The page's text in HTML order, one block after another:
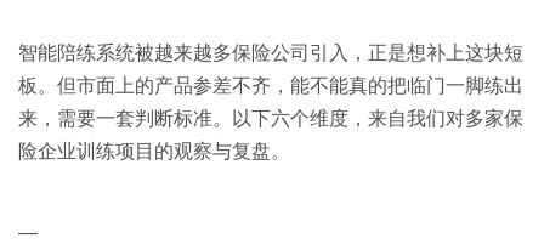
销售人员
销售管理
销售会话智能
智能陪练系统被越来越多保险公司引入，正是想补上这块短
板。但市面上的产品参差不齐，能不能真的把临门一脚练出
来，需要一套判断标准。以下六个维度，来自我们对多家保
险企业训练项目的观察与复盘。
—